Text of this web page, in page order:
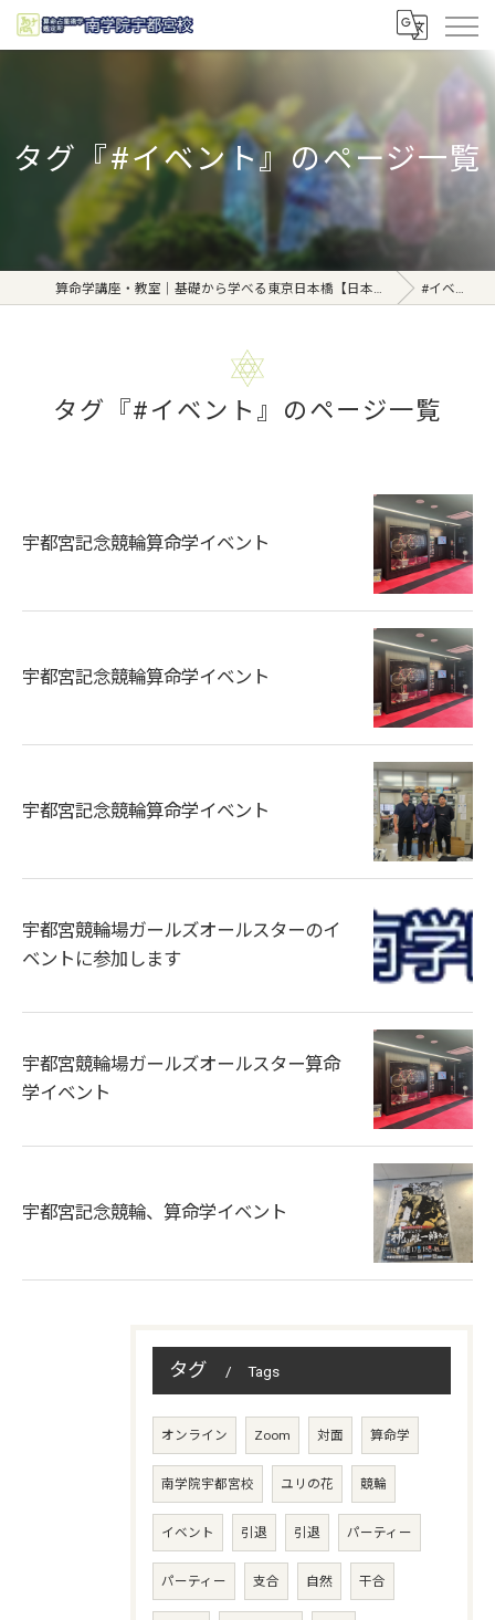
タグ『#イベント』のページ一覧
算命学講座・教室｜基礎から学べる東京日本橋【日本橋南学院】 #イベント
タグ『#イベント』のページ一覧
宇都宮記念競輪算命学イベント
宇都宮記念競輪算命学イベント
宇都宮記念競輪算命学イベント
宇都宮競輪場ガールズオールスターのイ
ベントに参加します
宇都宮競輪場ガールズオールスター算命
学イベント
宇都宮記念競輪、算命学イベント
タグ Tags
オンライン Zoom 対面 算命学
南学院宇都宮校 ユリの花 競輪
イベント 引退 引退 パーティー
パーティー 支合 自然 干合